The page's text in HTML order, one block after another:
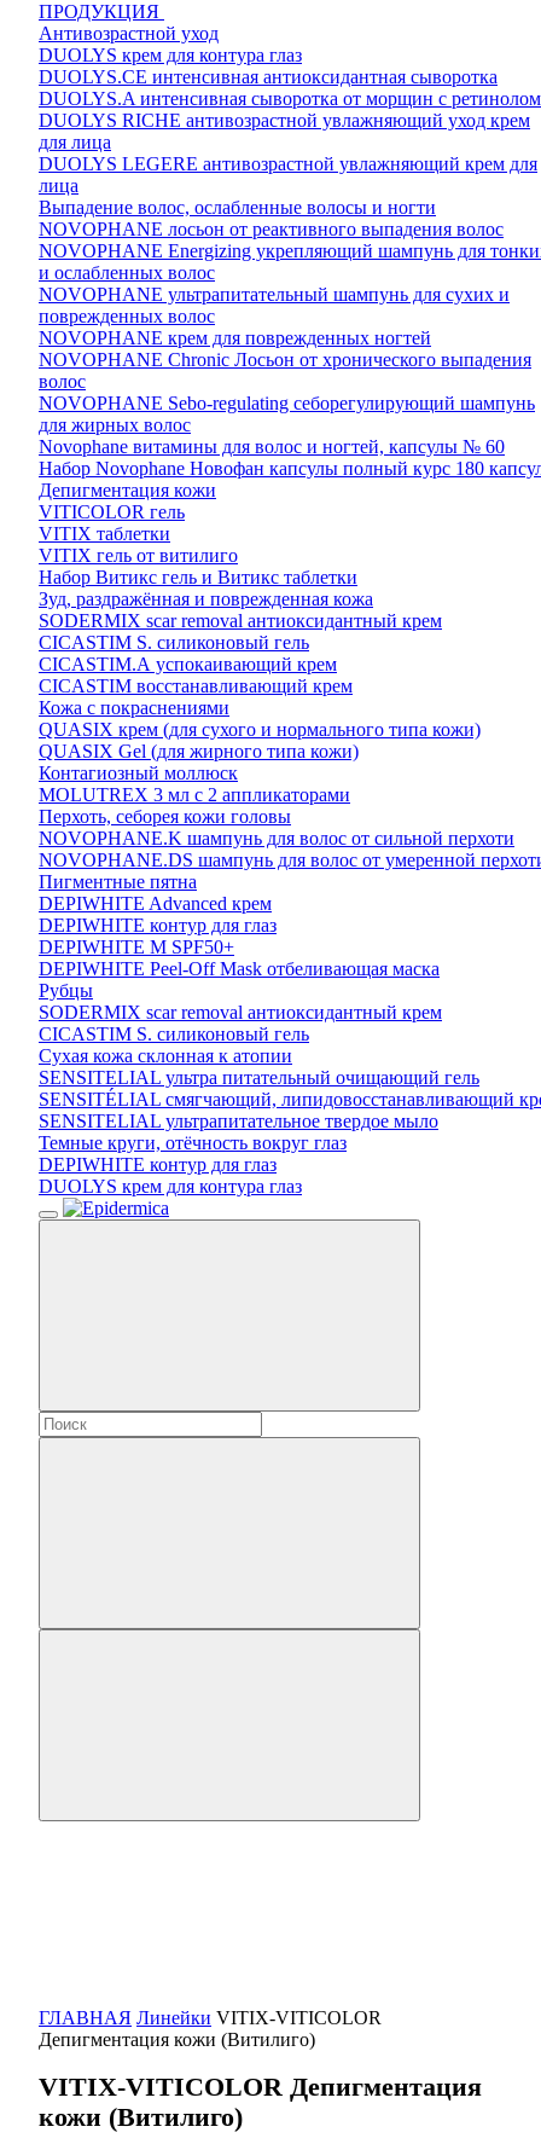
ПРОДУКЦИЯ
Антивозрастной уход
DUOLYS крем для контура глаз
DUOLYS.CE интенсивная антиоксидантная сыворотка
DUOLYS.A интенсивная сыворотка от морщин с ретинолом
DUOLYS RICHE антивозрастной увлажняющий уход крем
для лица
DUOLYS LEGERE антивозрастной увлажняющий крем для
лица
Выпадение волос, ослабленные волосы и ногти
NOVOPHANE лосьон от реактивного выпадения волос
NOVOPHANE Energizing укрепляющий шампунь для
и ослабленных волос
NOVOPHANE ультрапитательный шампунь для сухих и
поврежденных волос
NOVOPHANE крем для поврежденных ногтей
NOVOPHANE Chronic Лосьон от хронического выпадения
волос
NOVOPHANE Sebo-regulating себорегулирующий шампунь
для жирных волос
Novophane витамины для волос и ногтей, капсулы № 60
Набор Novophane Новофан капсулы полный курс 180
Депигментация кожи
VITICOLOR гель
VITIX таблетки
VITIX гель от витилиго
Набор Витикс гель и Витикс таблетки
Зуд, раздражённая и поврежденная кожа
SODERMIX scar removal антиоксидантный крем
CICASTIM S. силиконовый гель
CICASTIM.А успокаивающий крем
CICASTIM восстанавливающий крем
Кожа с покраснениями
QUASIX крем (для сухого и нормального типа кожи)
QUASIX Gel (для жирного типа кожи)
Контагиозный моллюск
MOLUTREX 3 мл с 2 аппликаторами
Перхоть, себорея кожи головы
NOVOPHANE.K шампунь для волос от сильной перхоти
NOVOPHANE.DS шампунь для волос от умеренной
Пигментные пятна
DEPIWHITE Advanced крем
DEPIWHITE контур для глаз
DEPIWHITE M SPF50+
DEPIWHITE Peel-Off Mask отбеливающая маска
Рубцы
SODERMIX scar removal антиоксидантный крем
CICASTIM S. силиконовый гель
Сухая кожа склонная к атопии
SENSITELIAL ультра питательный очищающий гель
SENSITÉLIAL смягчающий, липидовосстанавливающий
SENSITELIAL ультрапитательное твердое мыло
Темные круги, отёчность вокруг глаз
DEPIWHITE контур для глаз
DUOLYS крем для контура глаз
ГЛАВНАЯ Линейки VITIX-VITICOLOR
Депигментация кожи (Витилиго)
VITIX-VITICOLOR Депигментация
кожи (Витилиго)